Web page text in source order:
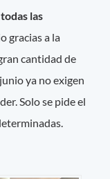
las
gracias a la
cantidad de
ya no exigen
Solo se pide el